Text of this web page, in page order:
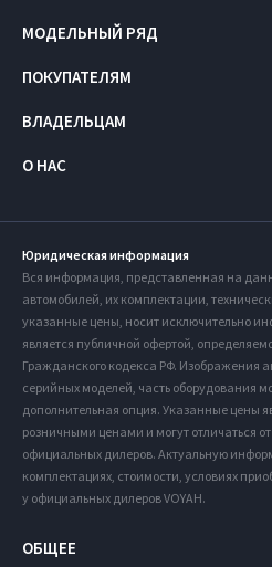
МОДЕЛЬНЫЙ РЯД
ПОКУПАТЕЛЯМ
ВЛАДЕЛЬЦАМ
О НАС
Юридическая информация
Вся информация, представленная на
автомобилей, их комплектации,
указанные цены, носит исключительно
является публичной офертой,
Гражданского кодекса РФ. Изображения
серийных моделей, часть оборудования
дополнительная опция. Указанные цены
розничными ценами и могут отличаться
официальных дилеров. Актуальную
комплектациях, стоимости, условиях
у официальных дилеров VOYAH.
ОБЩЕЕ